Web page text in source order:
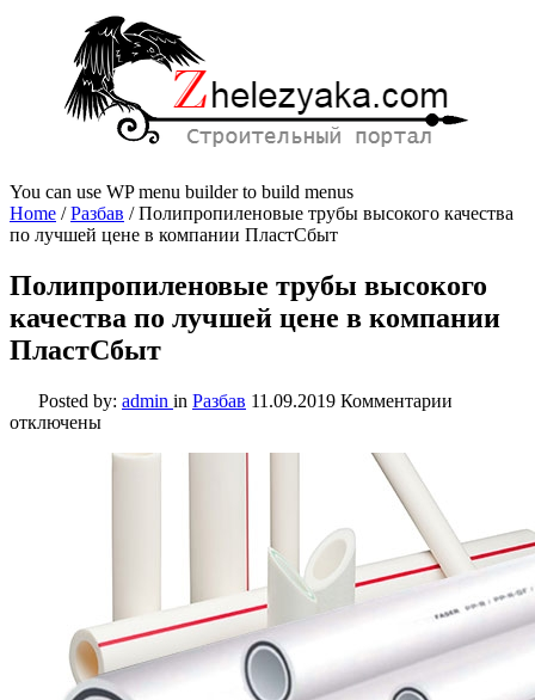
You can use WP menu builder to build menus
Home /Разбав /Полипропиленовые трубы высокого качества
по лучшей цене в компании ПластСбыт
Полипропиленовые трубы высокого
качества по лучшей цене в компании
ПластСбыт
Posted by: admin in Разбав 11.09.2019 Комментарии
по
лучшей
цене
компании
отключены